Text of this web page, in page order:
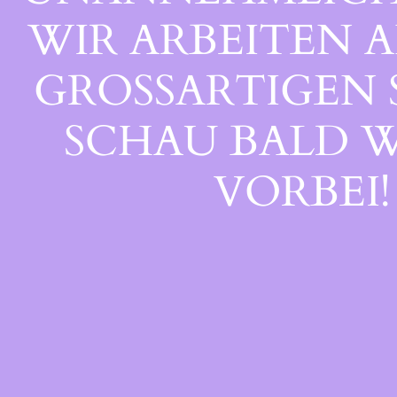
WIR ARBEITEN
GROSSARTIGEN
CHAU BALD
ORBEI!